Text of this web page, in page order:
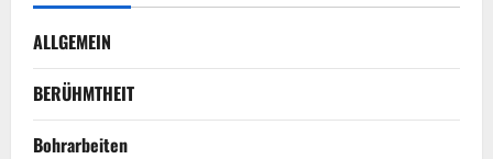
ALLGEMEIN
BERÜHMTHEIT
Bohrarbeiten